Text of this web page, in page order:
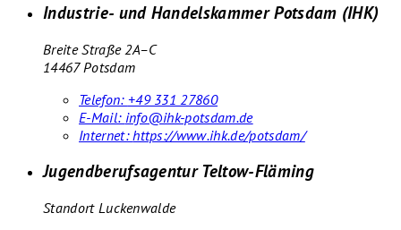
Industrie- und Handelskammer Potsdam (IHK)
Breite Straße 2A–C
14467 Potsdam
Telefon: +49 331 27860
E-Mail: info@ihk-potsdam.de
Internet:https://www.ihk.de/potsdam/
Jugendberufsagentur Teltow-Fläming
Standort Luckenwalde